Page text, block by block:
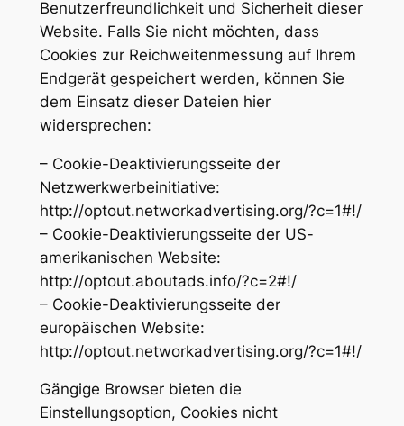
Benutzerfreundlichkeit und Sicherheit dieser
Website. Falls Sie nicht möchten, dass
Cookies zur Reichweitenmessung auf Ihrem
Endgerät gespeichert werden, können Sie
dem Einsatz dieser Dateien hier
widersprechen:
– Cookie-Deaktivierungsseite der
Netzwerkwerbeinitiative:
http://optout.networkadvertising.org/?c=1#!/
– Cookie-Deaktivierungsseite der US-
amerikanischen Website:
http://optout.aboutads.info/?c=2#!/
– Cookie-Deaktivierungsseite der
europäischen Website:
http://optout.networkadvertising.org/?c=1#!/
Gängige Browser bieten die
Einstellungsoption, Cookies nicht